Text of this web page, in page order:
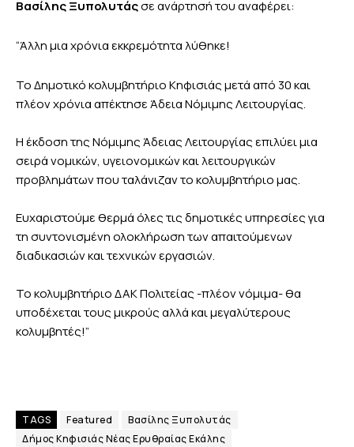
Βασίλης Ξυπολυτάςσε ανάρτησή του αναφέρει:
“Άλλη μια χρόνια εκκρεμότητα λύθηκε!
Το Δημοτικό κολυμβητήριο Κηφισιάς μετά από 30 και
πλέον χρόνια απέκτησε Άδεια Νόμιμης Λειτουργίας.
Η έκδοση της Νόμιμης Άδειας Λειτουργίας επιλύει μια
σειρά νομικών, υγειονομικών και λειτουργικών
προβλημάτων που ταλάνιζαν το κολυμβητήριο μας.
Ευχαριστούμε θερμά όλες τις δημοτικές υπηρεσίες για
τη συντονισμένη ολοκλήρωση των απαιτούμενων
διαδικασιών και τεχνικών εργασιών.
Το κολυμβητήριο ΔΑΚ Πολιτείας -πλέον νόμιμα- θα
υποδέχεται τους μικρούς αλλά και μεγαλύτερους
κολυμβητές!”
TAGS Featured
Βασίλης Ξυπολυτάς
Δήμος Κηφισιάς Νέας Ερυθραίας Εκάλης